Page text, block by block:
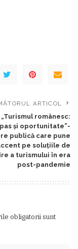
ARTICOL
„Turismul românesc:
și oportunitate”-
publică care pune
pe soluțiile de
a turismului în era
post-pandemie
obligatorii sunt